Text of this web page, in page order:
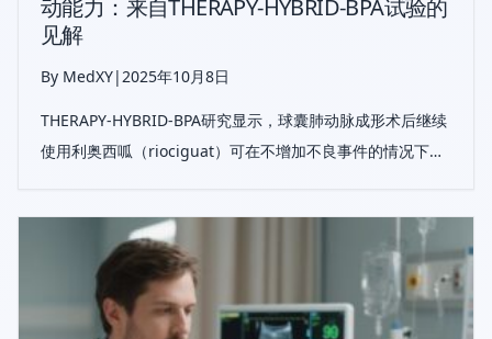
动能力：来自THERAPY-HYBRID-BPA试验的
见解
By MedXY| 2025年10月8日
THERAPY-HYBRID-BPA研究显示，球囊肺动脉成形术后继续
使用利奥西呱（riociguat）可在不增加不良事件的情况下维